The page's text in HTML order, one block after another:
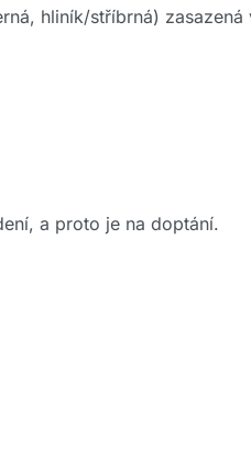
hliník/stříbrná)
a proto je na doptání.